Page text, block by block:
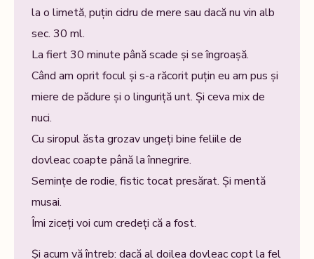
la o limetă, puțin cidru de mere sau dacă nu vin alb
sec. 30 ml.
La fiert 30 minute până scade și se îngroașă.
Când am oprit focul și s-a răcorit puțin eu am pus și
miere de pădure și o linguriță unt. Și ceva mix de
nuci.
Cu siropul ăsta grozav ungeți bine feliile de
dovleac coapte până la înnegrire.
Semințe de rodie, fistic tocat presărat. Și mentă
musai.
Îmi ziceți voi cum credeți că a fost.
Și acum vă întreb: dacă al doilea dovleac copt la fel